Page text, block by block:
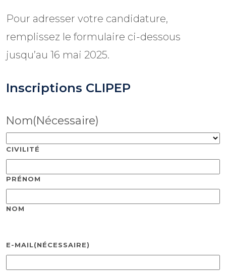
Pour adresser votre candidature,
remplissez le formulaire ci-dessous
jusqu’au 16 mai 2025.
Inscriptions CLIPEP
Nom(Nécessaire)
CIVILITÉ
PRÉNOM
NOM
E-MAIL(NÉCESSAIRE)